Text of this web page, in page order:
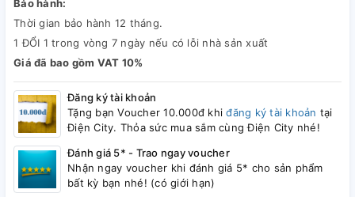
Bảo hành:
Thời gian bảo hành 12 tháng.
1 ĐỔI 1 trong vòng 7 ngày nếu có lỗi nhà sản xuất
Giá đã bao gồm VAT 10%
Đăng ký tài khoản
Tặng bạn Voucher 10.000đ khiđăng ký tài khoản tại
Điện City. Thỏa sức mua sắm cùng Điện City nhé!
Đánh giá 5* - Trao ngay voucher
Nhận ngay voucher khi đánh giá 5* cho sản phẩm
bất kỳ bạn nhé! (có giới hạn)